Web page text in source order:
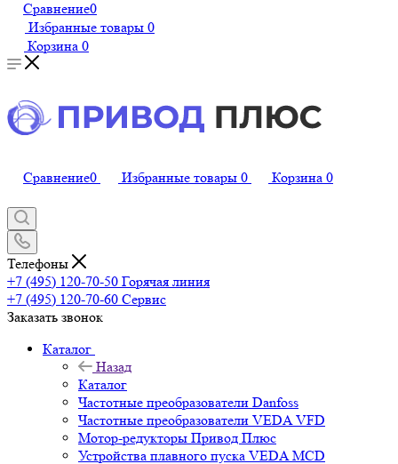
Сравнение0
Избранные товары 0
Корзина 0
Сравнение0 Избранные товары 0 Корзина 0
Телефоны
+7 (495) 120-70-50 Горячая линия
+7 (495) 120-70-60 Сервис
Заказать звонок
Каталог
Назад
Каталог
Частотные преобразователи Danfoss
Частотные преобразователи VEDA VFD
Мотор-редукторы Привод Плюс
Устройства плавного пуска VEDA MCD